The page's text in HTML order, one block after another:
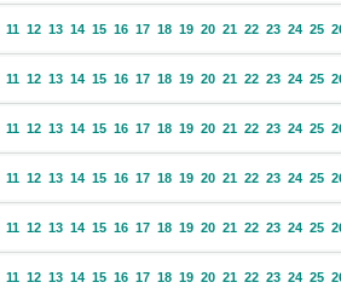
11 12 13 14 15 16 17 18 19 20 21 22 23 24 25
11 12 13 14 15 16 17 18 19 20 21 22 23 24 25
11 12 13 14 15 16 17 18 19 20 21 22 23 24 25
11 12 13 14 15 16 17 18 19 20 21 22 23 24 25
11 12 13 14 15 16 17 18 19 20 21 22 23 24 25
11 12 13 14 15 16 17 18 19 20 21 22 23 24 25